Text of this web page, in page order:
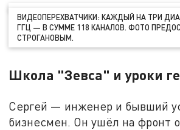
ВИДЕОПЕРЕХВАТЧИКИ: КАЖДЫЙ НА ТРИ
ГГЦ — В СУММЕ 118 КАНАЛОВ. ФОТО
СТРОГАНОВЫМ.
Школа "Зевса" и уроки
Сергей — инженер и бывший
бизнесмен. Он ушёл на фронт